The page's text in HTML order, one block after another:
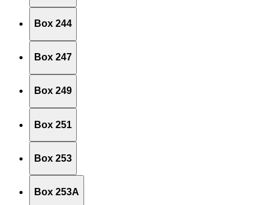
Box 244
Box 247
Box 249
Box 251
Box 253
Box 253A